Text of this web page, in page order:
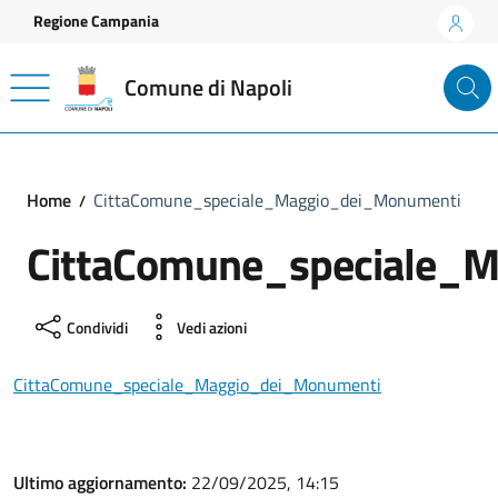
Vai ai contenuti
Vai al footer
Regione Campania
Comune di Napoli
Home CittaComune_speciale_Maggio_dei_Monumenti
Condividi Vedi azioni
CittaComune_speciale_Maggio_dei_Monumenti
Ultimo aggiornamento: 22/09/2025, 14:15